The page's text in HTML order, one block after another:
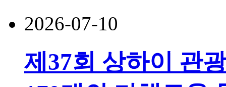
2026-07-10
제37회 상하이 관